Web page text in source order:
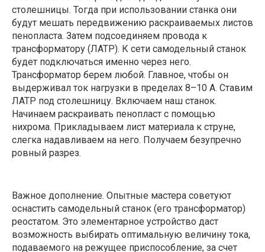
столешницы. Тогда при использовании станка они
будут мешать передвижению раскраиваемых листов
пенопласта. Затем подсоединяем провода к
трансформатору (ЛАТР). К сети самодельный станок
будет подключаться именно через него.
Трансформатор берем любой. Главное, чтобы он
выдерживал ток нагрузки в пределах 8–10 А. Ставим
ЛАТР под столешницу. Включаем наш станок.
Начинаем раскраивать пенопласт с помощью
нихрома. Прикладываем лист материала к струне,
слегка надавливаем на него. Получаем безупречно
ровный разрез.
Важное дополнение. Опытные мастера советуют
оснастить самодельный станок (его трансформатор)
реостатом. Это элементарное устройство даст
возможность выбирать оптимальную величину тока,
подаваемого на режущее приспособление, за счет